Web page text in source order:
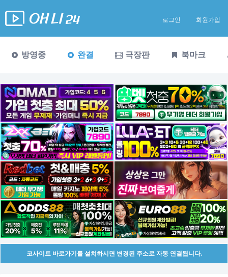
로그인 회원가입
방영중 완결 극장판 북마크
코사이트 바로가기를 설치하시면 변경된 주소로 자동 연결됩니다.